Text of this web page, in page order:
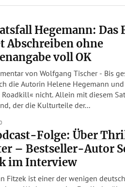
Hegemann: Das
Abschreiben ohne
voll OK
von Wolfgang Tischer - Bis
die Autorin Helene Hegemann
Allein mit diesem Satz oute ich mich
der die Kulturteile der...
Folge: Über
– Bestseller-Autor
im Interview
Fitzek ist einer der wenigen